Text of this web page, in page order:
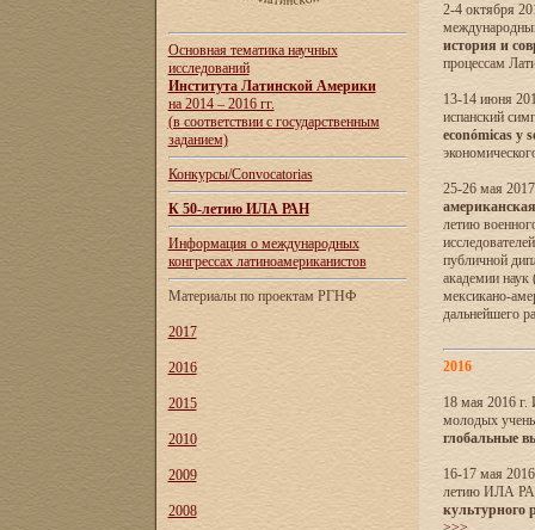
Основная тематика научных
исследований
Института Латинской Америки
на 2014 – 2016 гг.
(в соответствии с государственным
заданием)
Конкурсы/Convocatorias
К 50-летию ИЛА РАН
Информация о международных
конгрессах латиноамериканистов
Материалы по проектам РГНФ
2017
2016
2015
2010
2009
2008
2-4 октября
история и
процессам
13-14 июня
испанский
económicas y
25-26 мая
летию
публичной
академии
мексикано-
дальнейшего
2016
18 мая 2016 г.
молодых
глобальные
16-17 мая
летию ИЛА
культурного